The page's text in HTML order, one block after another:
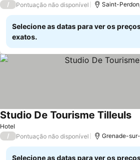
/ Pontuação não disponível Saint-
Selecione as datas para ver os
exatos.
Hotel
Studio De Tourisme Tilleuls
/ Pontuação não disponível Grenade-
Selecione as datas para ver os